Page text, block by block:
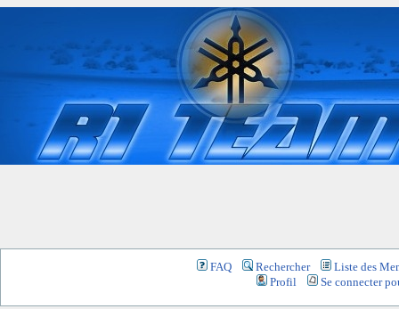
FAQ Rechercher
Liste des
Profil
Se connecter